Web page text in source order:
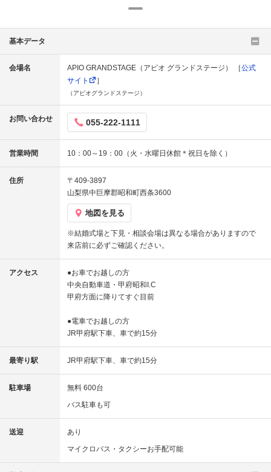
基本データ
会場名 APIO GRANDSTAGE（アピオ グランドステージ） ［公式
サイト
］
（アピオグランドステージ）
お問い合わせ 055-222-1111
営業時間 10：00～19：00（火・水曜日休館＊祝日を除く）
住所
〒409-3897
山梨県中巨摩郡昭和町西条3600
地図を見る
※結婚式場と下見・相談会場は異なる場合がありますので
来店前に必ずご確認ください。
アクセス
●お車でお越しの方
中央自動車道・甲府昭和I.C
甲府方面に降りてすぐ目前
●電車でお越しの方
JR甲府駅下車、車で約15分
最寄り駅 JR甲府駅下車、車で約15分
駐車場
無料 600台
バス駐車も可
送迎
あり
マイクロバス・タクシーお手配可能